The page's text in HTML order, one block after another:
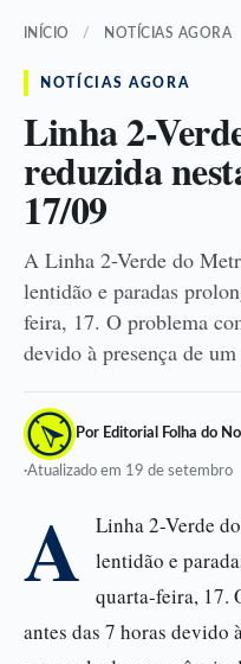
INÍCIO / NOTÍCIAS AGORA
NOTÍCIAS AGORA
Linha 2-
reduzida
17/09
A Linha 2-Verde do
lentidão e paradas
feira, 17. O problema
devido à presença de
Por Editorial Folha do
·Atualizado em 19 de setembro
A
Linha 2-Verde
lentidão e
quarta-feira, 17.
antes das 7 horas devido